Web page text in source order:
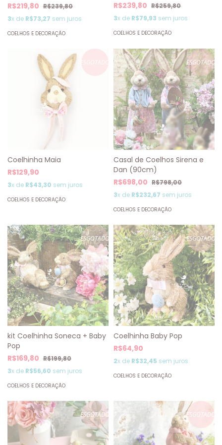
R$219,80 R$239,80
3x de R$73,27 sem juros
COELHOS E DECORAÇÃO
R$239,80 R$259,80
3x de R$79,93 sem juros
COELHOS E DECORAÇÃO
Coelhinha Maia
R$129,90
3x de R$43,30 sem juros
COELHOS E DECORAÇÃO
ESGOTADO
Casal de Coelhos Sirena e
Dan (90cm)
R$698,00 R$798,00
3x de R$232,67 sem juros
COELHOS E DECORAÇÃO
ESGOTADO
kit Coelhinha Soneca + Baby
Pop
R$169,80 R$199,80
3x de R$56,60 sem juros
COELHOS E DECORAÇÃO
ESGOTADO
Coelhinha Baby Pop
R$64,90
2x de R$32,45 sem juros
COELHOS E DECORAÇÃO
ESGOTADO ESGOTADO